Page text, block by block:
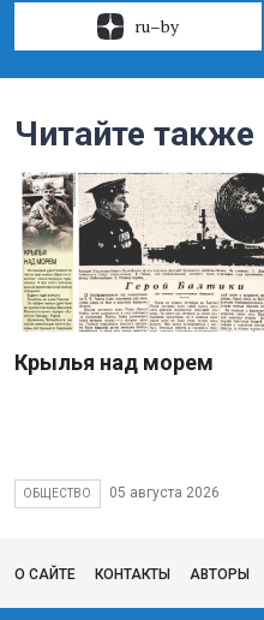
ru–by
Читайте также
Крылья над морем
ОБЩЕСТВО 05 августа 2026
О САЙТЕ КОНТАКТЫ АВТОРЫ